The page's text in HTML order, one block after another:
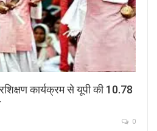
कार्यक्रम से यूपी की 10.78
0